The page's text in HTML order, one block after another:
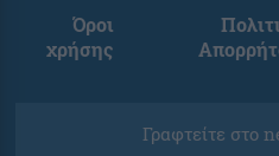
Όροι
χρήσης
Γραφτείτε στο